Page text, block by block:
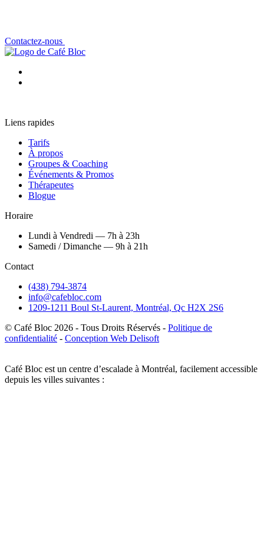
Contactez-nous
Liens rapides
Tarifs
À propos
Groupes & Coaching
Événements & Promos
Thérapeutes
Blogue
Horaire
Lundi à Vendredi — 7h à 23h
Samedi / Dimanche — 9h à 21h
Contact
(438) 794-3874
info@cafebloc.com
1209-1211 Boul St-Laurent, Montréal, Qc H2X 2S6
© Café Bloc 2026 - Tous Droits Réservés - Politique de
confidentialité - Conception Web Delisoft
Café Bloc est un centre d’escalade à Montréal, facilement accessible
depuis les villes suivantes :